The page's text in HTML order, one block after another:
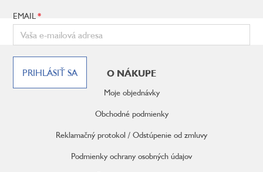
EMAIL
PRIHLÁSIŤ SA O NÁKUPE
Moje objednávky
Obchodné podmienky
Reklamačný protokol / Odstúpenie od zmluvy
Podmienky ochrany osobných údajov